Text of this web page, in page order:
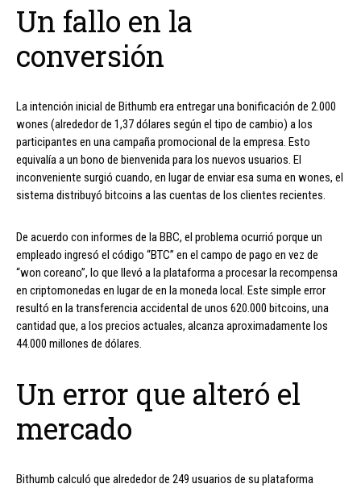
Un fallo en la
conversión
La intención inicial de Bithumb era entregar una bonificación de 2.000
wones (alrededor de 1,37 dólares según el tipo de cambio) a los
participantes en una campaña promocional de la empresa. Esto
equivalía a un bono de bienvenida para los nuevos usuarios. El
inconveniente surgió cuando, en lugar de enviar esa suma en wones, el
sistema distribuyó bitcoins a las cuentas de los clientes recientes.
De acuerdo con informes de la BBC, el problema ocurrió porque un
empleado ingresó el código “BTC” en el campo de pago en vez de
“won coreano”, lo que llevó a la plataforma a procesar la recompensa
en criptomonedas en lugar de en la moneda local. Este simple error
resultó en la transferencia accidental de unos 620.000 bitcoins, una
cantidad que, a los precios actuales, alcanza aproximadamente los
44.000 millones de dólares.
Un error que alteró el
mercado
Bithumb calculó que alrededor de 249 usuarios de su plataforma